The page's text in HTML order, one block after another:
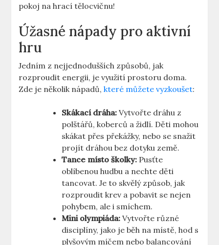
pokoj na hrací tělocvičnu!
Úžasné nápady pro aktivní
hru
Jedním z nejjednodušších způsobů, jak
rozproudit energii, je využití prostoru doma.
Zde je několik nápadů,které můžete vyzkoušet:
Skákací dráha: Vytvořte dráhu z
polštářů, koberců a židlí. Děti mohou
skákat přes překážky, nebo se snažit
projít dráhou bez dotyku země.
Tance místo školky: Pusťte
oblíbenou hudbu a nechte děti
tancovat. Je to skvělý způsob, jak
rozproudit krev a pobavit se nejen
pohybem, ale i smíchem.
Mini olympiáda: Vytvořte různé
disciplíny, jako je běh na místě, hod s
plyšovým míčem nebo balancování